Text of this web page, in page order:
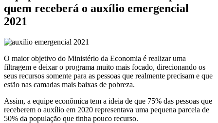
quem receberá o auxílio emergencial
2021
O maior objetivo do Ministério da Economia é realizar uma
filtragem e deixar o programa muito mais focado, direcionando os
seus recursos somente para as pessoas que realmente precisam e que
estão nas camadas mais baixas de pobreza.
Assim, a equipe econômica tem a ideia de que 75% das pessoas que
receberem o auxílio em 2020 representava uma pequena parcela de
50% da população que tinha pouco recurso.